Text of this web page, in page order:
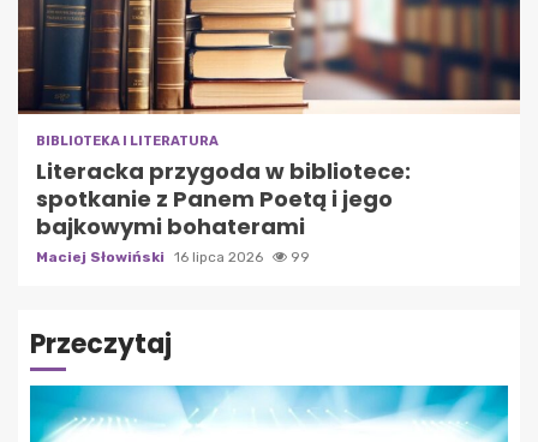
BIBLIOTEKA I LITERATURA
Literacka przygoda w bibliotece:
spotkanie z Panem Poetą i jego
bajkowymi bohaterami
Maciej Słowiński 16 lipca 2026 99
Przeczytaj